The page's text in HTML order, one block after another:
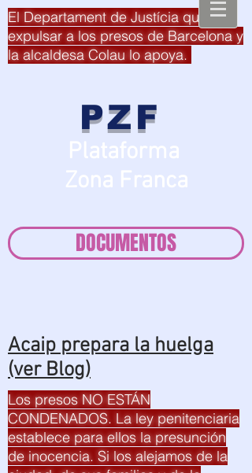
PZF
Plataforma
Zona Franca
El Departament de Justícia quiere
expulsar a los presos de Barcelona y
la alcaldesa Colau lo apoya.
Los presos NO ESTÁN
CONDENADOS. La ley penitenciaria
establece para ellos la presunción
de inocencia. Si los alejamos de la
Acaip prepara la huelga
(ver Blog)
DOCUMENTOS